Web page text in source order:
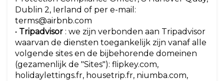
Dublin 2, Ierland of per e-mail:
terms@airbnb.com
• Tripadvisor : we zijn verbonden aan Tripadvisor
waarvan de diensten toegankelijk zijn vanaf alle
volgende sites en de bijbehorende domeinen
(gezamenlijk de "Sites"): flipkey.com,
holidaylettings.fr, housetrip.fr, niumba.com,